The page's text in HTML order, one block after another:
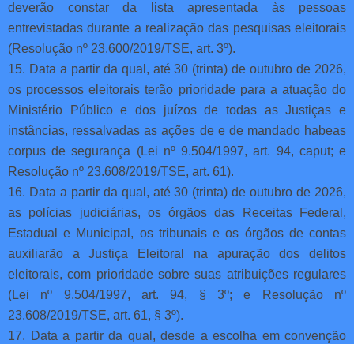
deverão constar da lista apresentada às pessoas
entrevistadas durante a realização das pesquisas eleitorais
(Resolução nº 23.600/2019/TSE, art. 3º).
15. Data a partir da qual, até 30 (trinta) de outubro de 2026,
os processos eleitorais terão prioridade para a atuação do
Ministério Público e dos juízos de todas as Justiças e
instâncias, ressalvadas as ações de e de mandado habeas
corpus de segurança (Lei nº 9.504/1997, art. 94, caput; e
Resolução nº 23.608/2019/TSE, art. 61).
16. Data a partir da qual, até 30 (trinta) de outubro de 2026,
as polícias judiciárias, os órgãos das Receitas Federal,
Estadual e Municipal, os tribunais e os órgãos de contas
auxiliarão a Justiça Eleitoral na apuração dos delitos
eleitorais, com prioridade sobre suas atribuições regulares
(Lei nº 9.504/1997, art. 94, § 3º; e Resolução nº
23.608/2019/TSE, art. 61, § 3º).
17. Data a partir da qual, desde a escolha em convenção